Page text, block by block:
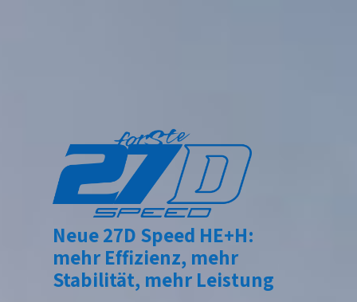
Kompakt in der Stadt, volle
Manövrierfähigkeit.
ENTDECKE DIE NEUE 20A SPEED
Neue 27D Speed HE+H:
mehr Effizienz, mehr
Stabilität, mehr Leistung